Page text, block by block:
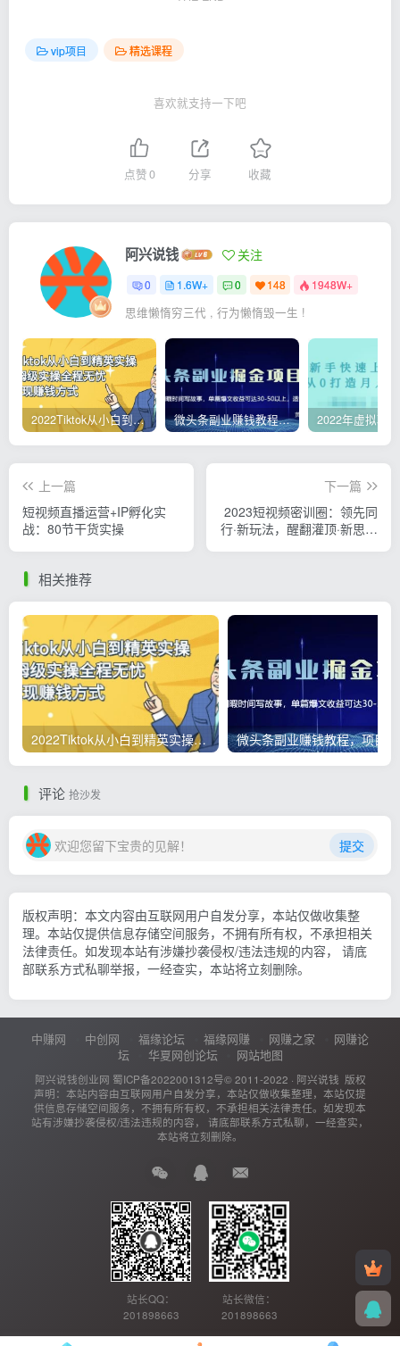
vip项目 精选课程
喜欢就支持一下吧
点赞0 分享 收藏
阿兴说钱 关注
0 1.6W+ 0 148 1948W+
思维懒惰穷三代 , 行为懒惰毁一生 !
2022Tiktok从小白到精英实操，0-1保姆级实操全程无忧，多种变现赚钱方式 微头条副业赚钱教程，项目单号单天做到50-100+收益
上一篇
短视频直播运营+IP孵化实
战：80节干货实操
下一篇
2023短视频密训圈：领先同
行·新玩法，醒翻灌顶·新思路
相关推荐
2022Tiktok从小白到精英实操，0-1保姆级实操全程无忧，多种变现赚钱方式
评论 抢沙发
欢迎您留下宝贵的见解！ 提交
版权声明：本文内容由互联网用户自发分享，本站仅做收集整
理。本站仅提供信息存储空间服务，不拥有所有权，不承担相关
法律责任。如发现本站有涉嫌抄袭侵权/违法违规的内容， 请底
部联系方式私聊举报，一经查实，本站将立刻删除。
中赚网 中创网 福缘论坛 福缘网赚 网赚之家
网赚论
坛
华夏网创论坛 网站地图
阿兴说钱创业网 蜀ICP备2022001312号© 2011-2022 · 阿兴说钱 版权
声明：本站内容由互联网用户自发分享，本站仅做收集整理，本站仅提
供信息存储空间服务，不拥有所有权，不承担相关法律责任。如发现本
站有涉嫌抄袭侵权/违法违规的内容， 请底部联系方式私聊，一经查实，
本站将立刻删除。
站长QQ：
201898663
站长微信：
201898663